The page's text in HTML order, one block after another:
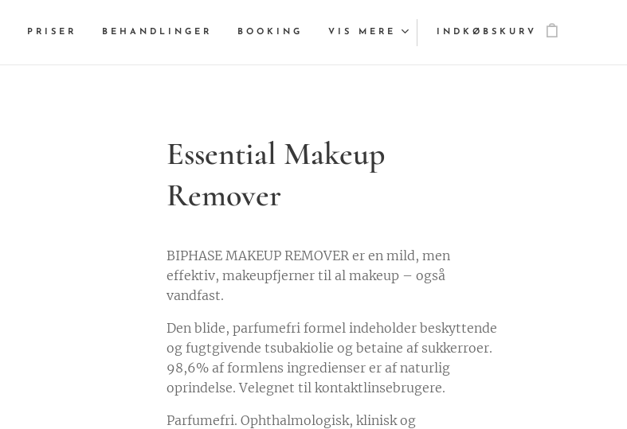
PRISER BEHANDLINGER BOOKING VIS MERE INDKØBSKURV
Essential Makeup
Remover
BIPHASE MAKEUP REMOVER er en mild, men
effektiv, makeupfjerner til al makeup – også
vandfast.
Den blide, parfumefri formel indeholder beskyttende
og fugtgivende tsubakiolie og betaine af sukkerroer.
98,6% af formlens ingredienser er af naturlig
oprindelse. Velegnet til kontaktlinsebrugere.
Parfumefri. Ophthalmologisk, klinisk og